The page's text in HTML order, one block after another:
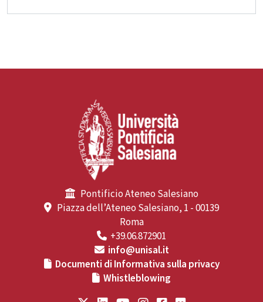
Pontificio Ateneo Salesiano
Piazza dell’Ateneo Salesiano, 1 - 00139
Roma
+39.06.872901
info@unisal.it
Documenti di Informativa sulla privacy
Whistleblowing